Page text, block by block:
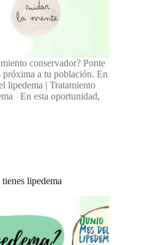
conservador? Ponte
próxima a tu población. En
lipedema | Tratamiento
En esta oportunidad,
lipedema